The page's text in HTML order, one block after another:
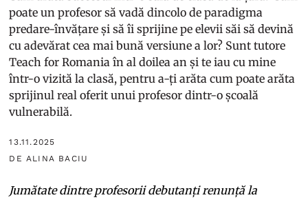
poate un profesor să vadă dincolo de paradigma
predare-învățare și să îi sprijine pe elevii săi să devină
cu adevărat cea mai bună versiune a lor? Sunt tutore
Teach for Romania în al doilea an și te iau cu mine
într-o vizită la clasă, pentru a-ți arăta cum poate arăta
sprijinul real oferit unui profesor dintr-o școală
vulnerabilă.
13.11.2025
DE ALINA BACIU
Jumătate dintre profesorii debutanți renunță la